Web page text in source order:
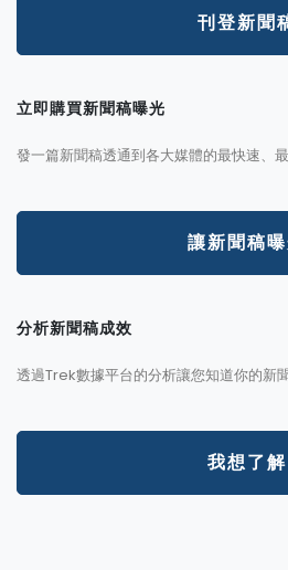
刊登新聞
立即購買新聞稿曝光
發一篇新聞稿透通到各大媒體的最快速、
讓新聞稿
分析新聞稿成效
透過Trek數據平台的分析讓您知道你的新
我想了解